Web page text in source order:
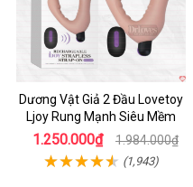
Dương Vật Giả 2 Đầu Lovetoy
Ljoy Rung Mạnh Siêu Mềm
1.250.000₫ 1.984.000₫
(1,943)